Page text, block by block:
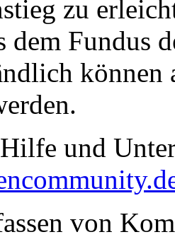
zu
dem Fundus
können
und
von